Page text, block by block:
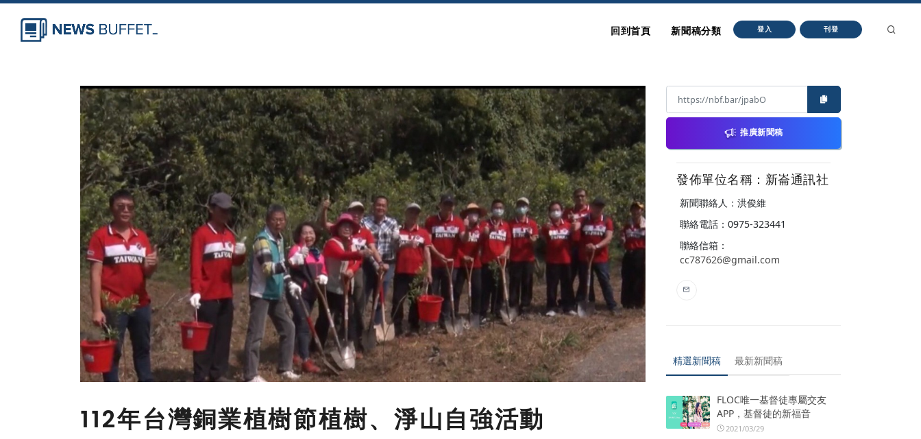
回到首頁 新聞稿分類 登入 刊登
112年台灣銅業植樹節植樹、淨山自強活動
推廣新聞稿
發佈單位名稱：新崙通訊社
新聞聯絡人：洪俊維
聯絡電話：0975-323441
聯絡信箱：
cc787626@gmail.com
精選新聞稿 最新新聞稿
FLOC唯一基督徒專屬交友
APP，基督徒的新福音
2021/03/29